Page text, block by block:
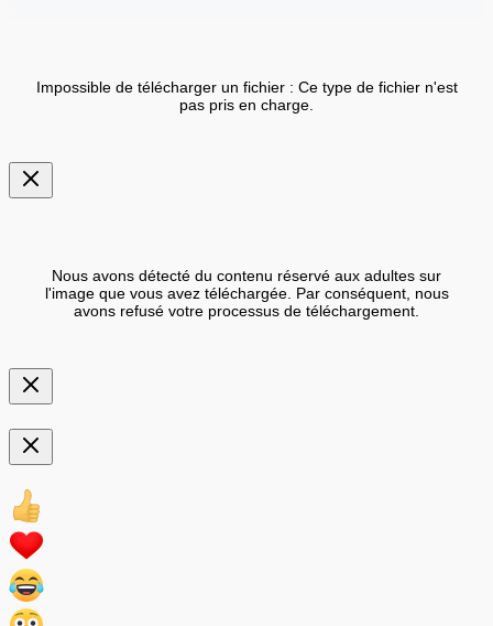
Impossible de télécharger un fichier : Ce type de fichier n'est
pas pris en charge.
Nous avons détecté du contenu réservé aux adultes sur
l'image que vous avez téléchargée. Par conséquent, nous
avons refusé votre processus de téléchargement.